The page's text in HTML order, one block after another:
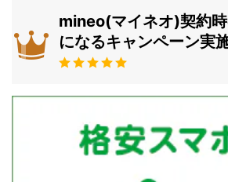
mineo(マイネオ)契約
になるキャンペーン実